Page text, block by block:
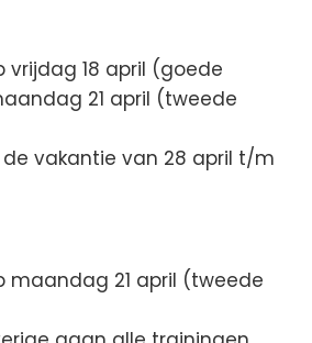
vrijdag 18 april (goede
21 april (tweede
de vakantie van 28 april t/m
maandag 21 april (tweede